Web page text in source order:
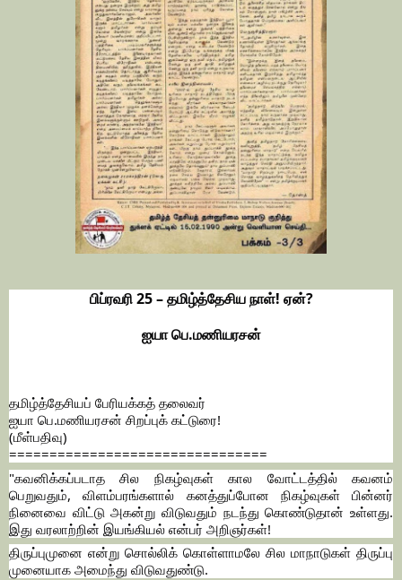
பிப்ரவரி 25 – தமிழ்த்தேசிய நாள்! ஏன்?
ஐயா பெ.மணியரசன்
தமிழ்த்தேசியப் பேரியக்கத் தலைவர்
ஐயா பெ.மணியரசன் சிறப்புக் கட்டுரை!
(மீள்பதிவு)
================================
"கவனிக்கப்படாத சில நிகழ்வுகள் கால வோட்டத்தில் கவனம்
பெறுவதும், விளம்பரங்களால் கனத்துப்போன நிகழ்வுகள் பின்னர்
நினைவை விட்டு அகன்று விடுவதும் நடந்து கொண்டுதான் உள்ளது.
இது வரலாற்றின் இயங்கியல் என்பர் அறிஞர்கள்!
திருப்புமுனை என்று சொல்லிக் கொள்ளாமலே சில மாநாடுகள் திருப்பு
முனையாக அமைந்து விடுவதுண்டு.